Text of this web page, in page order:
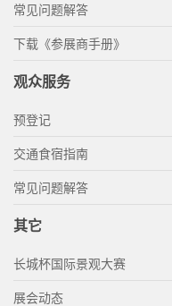
常见问题解答
下载《参展商手册》
观众服务
预登记
交通食宿指南
常见问题解答
其它
长城杯国际景观大赛
展会动态